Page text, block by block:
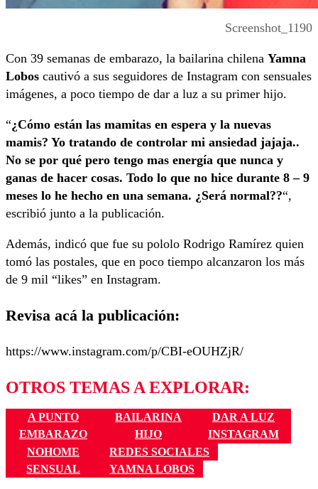
Screenshot_1190
Con 39 semanas de embarazo, la bailarina chilena Yamna
Lobos cautivó a sus seguidores de Instagram con sensuales
imágenes, a poco tiempo de dar a luz a su primer hijo.
“¿Cómo están las mamitas en espera y la nuevas
mamis? Yo tratando de controlar mi ansiedad jajaja..
No se por qué pero tengo mas energía que nunca y
ganas de hacer cosas. Todo lo que no hice durante 8 – 9
meses lo he hecho en una semana. ¿Será normal??“,
escribió junto a la publicación.
Además, indicó que fue su pololo Rodrigo Ramírez quien
tomó las postales, que en poco tiempo alcanzaron los más
de 9 mil “likes” en Instagram.
Revisa acá la publicación:
https://www.instagram.com/p/CBI-eOUHZjR/
OTROS TEMAS A EXPLORAR:
A PUNTO BAILARINA
DAR A LUZ
EMBARAZO
HIJO
INSTAGRAM
NOHOME
REDES SOCIALES
SENSUAL
YAMNA LOBOS